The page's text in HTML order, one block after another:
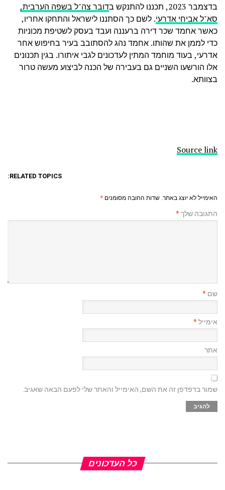
בדצמבר 2023, תכננו להתנקש ב
דובר צה"ל בשפה הערבית,
סא"ל אביחי אדרעי. לשם כך הסתננו לישראל והתחקו אחריו,
כאשר אחמד שכר דירה ברעננה ועבד בעסק לשטיפת מכוניות
כדי לממן את שהותו. אחמד נהג להסתובב בעיר בחיפוש אחר
אדרעי, בעוד מוחמד המתין לעדכונים לגבי איתורו. בגין תכנונים
אלו הורשעו השניים גם בעבירה של הכנה לביצוע מעשה טרור
בצוותא.
Source link
RELATED TOPICS:
האימייל לא יוצג באתר. שדות החובה מסומנים *
התגובה שלך*
שם *
אימייל*
אתר
שמור בדפדפן זה את השם, האימייל והאתר שלי לפעם הבאה שאגיב.
כל העדכונים